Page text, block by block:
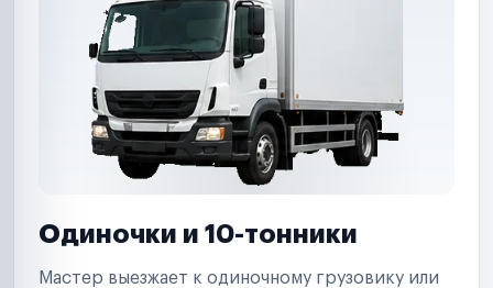
Одиночки и 10-тонники
Мастер выезжает к одиночному грузовику или